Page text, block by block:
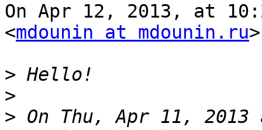
On Apr 12, 2013, at
<mdounin at mdounin.ru
>
>
> On Thu, Apr 11, 2013